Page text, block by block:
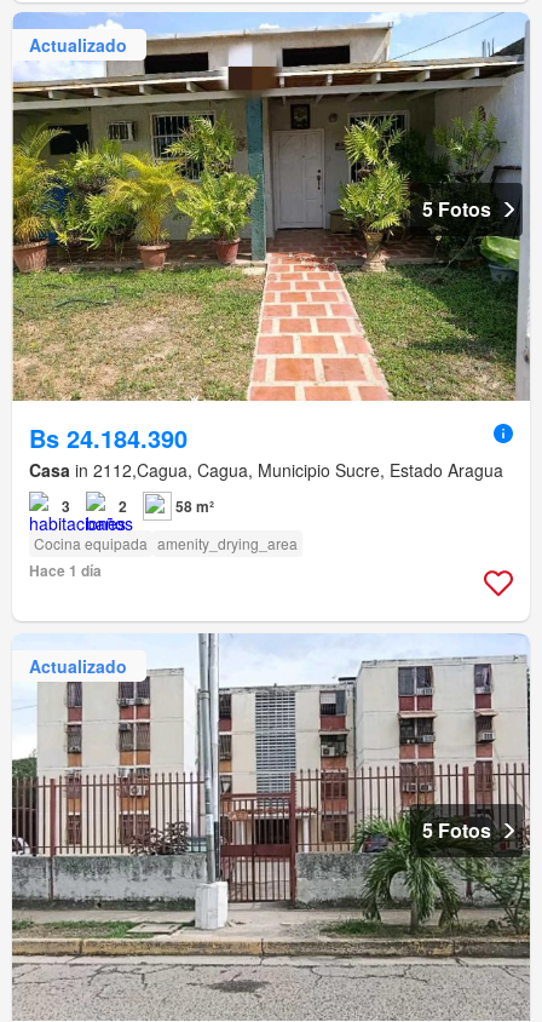
Actualizado
5 Fotos
Bs 24.184.390
Casa in 2112,Cagua, Cagua, Municipio Sucre, Estado Aragua
3 2 58 m²
Cocina equipada amenity_drying_area
Hace 1 día
Actualizado
5 Fotos